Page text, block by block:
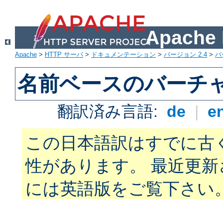
Apache
Apache > HTTP サーバ> ドキュメンテーション > バージョン 2.4 > バ
名前ベースのバーチ
翻訳済み言語: de |
この日本語訳はすでに古
性があります。 最近更
には英語版をご覧下さい